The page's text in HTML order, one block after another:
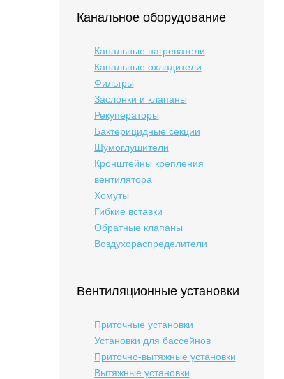
Канальное оборудование
Канальные нагреватели
Канальные охладители
Фильтры
Заслонки и клапаны
Рекуператоры
Бактерицидные cекции
Шумоглушители
Кронштейны крепления
вентилятора
Хомуты
Гибкие вставки
Обратные клапаны
Воздухораспределители
Вентиляционные установки
Приточные установки
Установки для бассейнов
Приточно-вытяжные установки
Вытяжные установки